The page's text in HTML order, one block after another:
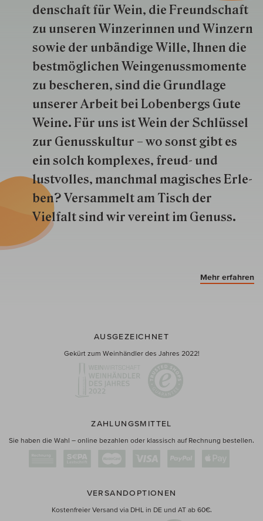
den­schaft für Wein, die Freund­schaft
zu unseren Win­zer­innen und Win­zern
so­wie der un­bän­dige Wille, Ihnen die
best­mög­lich­en Wein­genuss­momente
zu besche­ren, sind die Grund­lage
unserer Arbeit bei Lobenbergs Gute
Weine. Für uns ist Wein der Schlüs­sel
zur Genuss­kultur – wo sonst gibt es
ein solch kom­plexes, freud- und
lustvolles, manchmal ma­gisch­es Er­le­
ben? Versammelt am Tisch der
Vielfalt sind wir ver­eint im Genuss.
Mehr erfahren
AUSGEZEICHNET
Gekürt zum Weinhändler des Jahres 2022!
ZAHLUNGSMITTEL
Sie haben die Wahl – online bezahlen oder klassisch auf Rechnung bestellen.
VERSANDOPTIONEN
Kostenfreier Versand via DHL in DE und AT ab 60€.